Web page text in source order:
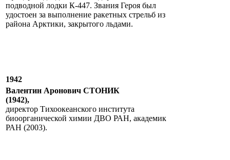
подводной лодки К-447. Звания Героя был
удостоен за выполнение ракетных стрельб из
района Арктики, закрытого льдами.
1942
Валентин Аронович СТОНИК
(1942),
директор Тихоокеанского института
биоорганической химии ДВО РАН, академик
РАН (2003).